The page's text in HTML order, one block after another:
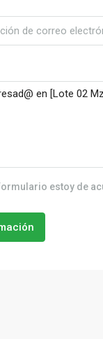
estoy de